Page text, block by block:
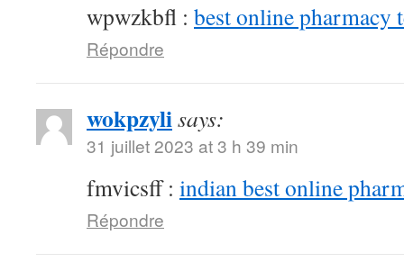
wpwzkbfl : best online pharmacy
Répondre
wokpzylisays:
31 juillet 2023 at 3 h 39 min
fmvicsff : indian best online
Répondre